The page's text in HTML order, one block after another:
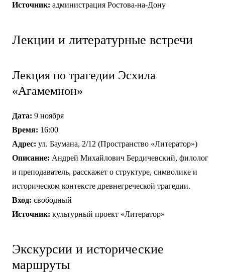
Источник: администрация Ростова-на-Дону
Лекции и литературные встречи
Лекция по трагедии Эсхила
«Агамемнон»
Дата: 9 ноября
Время: 16:00
Адрес: ул. Баумана, 2/12 (Пространство «Литератор»)
Описание: Андрей Михайлович Бердичевский, филолог
и преподаватель, расскажет о структуре, символике и
историческом контексте древнегреческой трагедии.
Вход: свободный
Источник: культурный проект «Литератор»
Экскурсии и исторические
маршруты